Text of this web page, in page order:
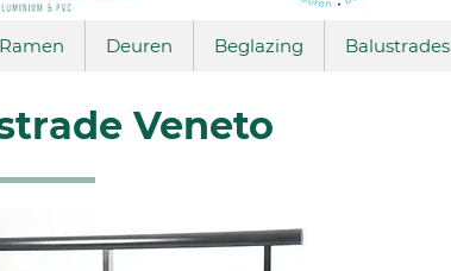
Ramen Deuren Beglazing Balustrades
Veneto